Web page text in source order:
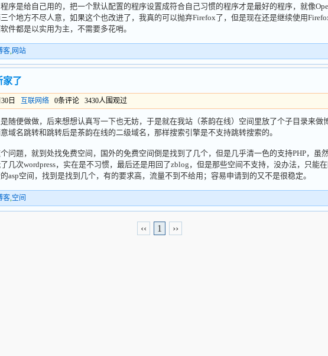
序是给自己用的，把一个默认配置的程序设置成符合自己习惯的程序才是最好的程序，就像
个地方不尽人意，如果这个也改进了，我真的可以抛弃Firefox了，但是现在还是继续使用
件都是以实用为主，不需要多花哨。
客,网站
家了
30日 互联网络 0条评论 3430人围观过
随便做做，后来想想认真写一下也无妨，于是就在我站（茶韵在线）空间里放了个子目录来做
域名跳转和跳转后是茶韵在线的二级域名，那样搜索引擎是不支持跳转搜索的。
问题，就到处找免费空间，国外的免费空间倒是找到了几个，但是几乎清一色的支持PHP，虽
几次wordpress，实在是不习惯，最后还是用回了zblog，但是那些空间不支持，没办法，只能
asp空间，找到是找到几个，有的要求高，流量不到不给用；容易申请到的又不是很稳定。
客,空间
‹‹ 1 ››